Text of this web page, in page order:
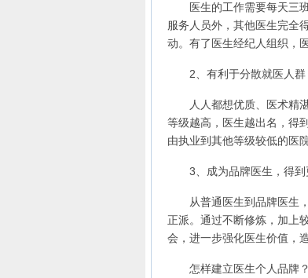
医生的工作需要每天三班
服务人员外，其他医生完全
动。有了医生经纪人组织，
2、有利于分散就医人群
人人都想优质、医术精湛
等级越高，医生越出名，得
由执业到其他等级较低的医
3、成为品牌医生，得到
从普通医生到品牌医生，
正派。通过不断修炼，加上
会，进一步强化医生价值，
怎样建立医生个人品牌？